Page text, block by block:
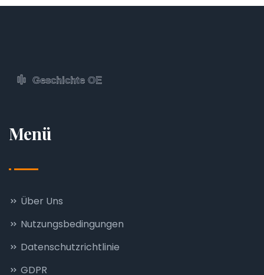
Menü
Über Uns
Nutzungsbedingungen
Datenschutzrichtlinie
GDPR